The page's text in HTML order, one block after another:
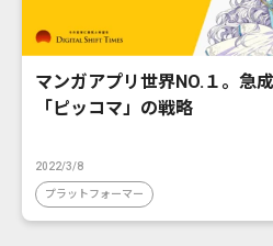
マンガアプリ世界NO.１。急
「ピッコマ」の戦略
2022/3/8
プラットフォーマー